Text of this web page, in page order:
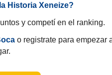
Historia Xeneize?
y competí en el ranking.
o registrate para empezar